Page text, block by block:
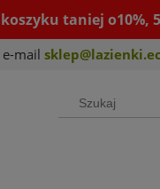
taniej o10%,
e-mail